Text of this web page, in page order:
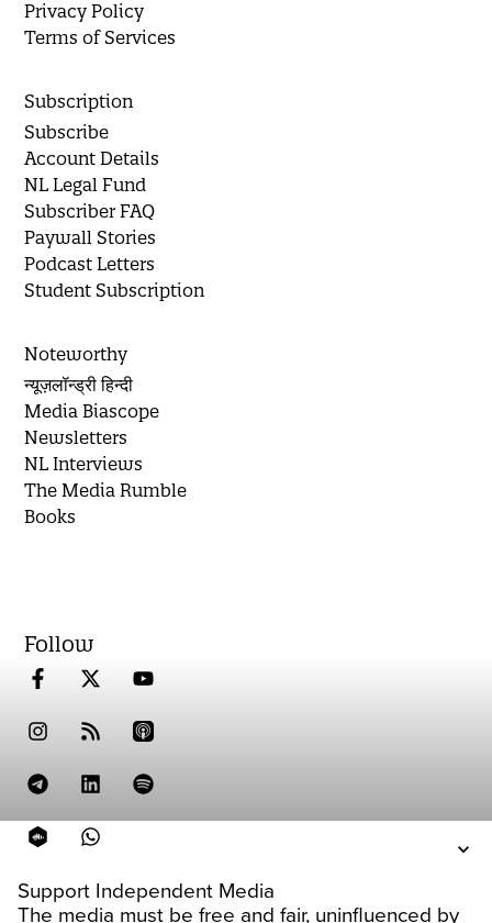
Support Independent Media
The media must be free and fair, uninfluenced by
Privacy Policy
Terms of Services
Subscription
Subscribe
Account Details
NL Legal Fund
Subscriber FAQ
Paywall Stories
Podcast Letters
Student Subscription
Noteworthy
न्यूज़लॉन्ड्री हिन्दी
Media Biascope
Newsletters
NL Interviews
The Media Rumble
Books
Follow